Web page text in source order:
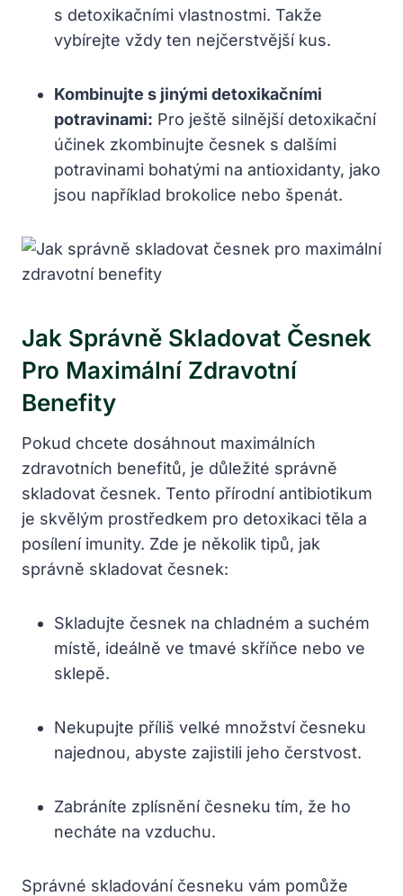
s detoxikačními vlastnostmi. Takže
vybírejte vždy⁣ ten nejčerstvější​ kus.
Kombinujte⁢ s jinými detoxikačními
potravinami: Pro ještě silnější detoxikační
účinek zkombinujte česnek s dalšími
potravinami bohatými‍ na antioxidanty, jako
jsou například brokolice nebo ‍špenát.
Jak Správně⁢ Skladovat ⁣česnek
Pro Maximální⁢ Zdravotní
Benefity
Pokud chcete dosáhnout maximálních
zdravotních⁤ benefitů, je důležité správně
skladovat česnek. Tento přírodní antibiotikum
je skvělým prostředkem pro detoxikaci těla a
posílení imunity. Zde je několik tipů, jak
správně skladovat česnek:
Skladujte česnek na chladném a suchém‌
místě,​ ideálně ve tmavé skříňce ‌nebo ve
sklepě.
Nekupujte příliš velké množství česneku
najednou, abyste zajistili jeho čerstvost.
Zabráníte zplísnění česneku tím, že ho
necháte​ na vzduchu.
Správné skladování česneku vám pomůže